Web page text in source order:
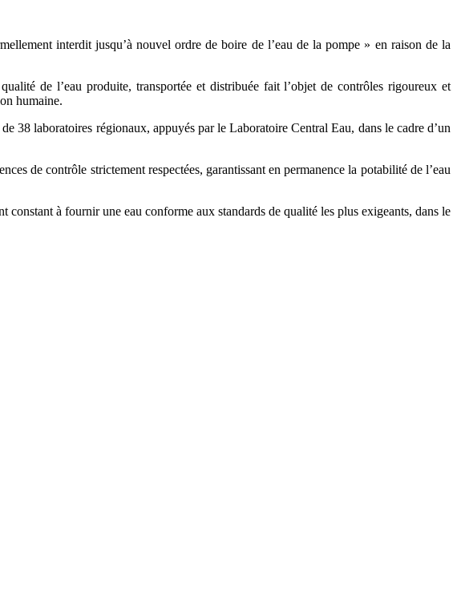
interdit jusqu’à nouvel ordre de boire de l’eau de la pompe » en raison de la
de l’eau produite, transportée et distribuée fait l’objet de contrôles rigoureux et
humaine.
38 laboratoires régionaux, appuyés par le Laboratoire Central Eau, dans le cadre d’un
de contrôle strictement respectées, garantissant en permanence la potabilité de l’eau
à fournir une eau conforme aux standards de qualité les plus exigeants, dans le